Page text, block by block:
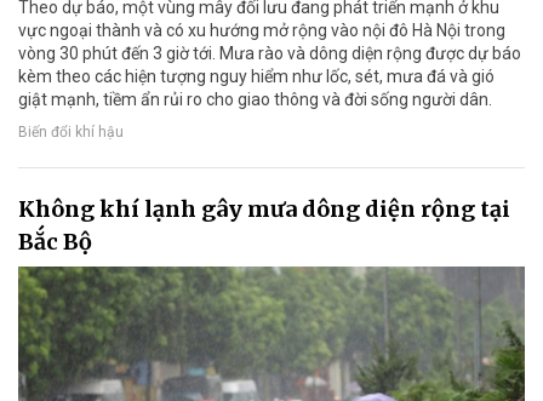
Theo dự báo, một vùng mây đối lưu đang phát triển mạnh ở khu
vực ngoại thành và có xu hướng mở rộng vào nội đô Hà Nội trong
vòng 30 phút đến 3 giờ tới. Mưa rào và dông diện rộng được dự báo
kèm theo các hiện tượng nguy hiểm như lốc, sét, mưa đá và gió
giật mạnh, tiềm ẩn rủi ro cho giao thông và đời sống người dân.
Biến đổi khí hậu
Không khí lạnh gây mưa dông diện rộng tại
Bắc Bộ